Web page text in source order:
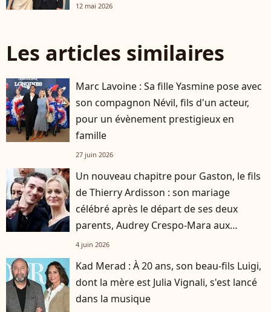
12 mai 2026
Les articles similaires
Marc Lavoine : Sa fille Yasmine pose avec
son compagnon Névil, fils d'un acteur,
pour un évènement prestigieux en
famille
27 juin 2026
Un nouveau chapitre pour Gaston, le fils
de Thierry Ardisson : son mariage
célébré après le départ de ses deux
parents, Audrey Crespo-Mara aux
premières loges
4 juin 2026
Kad Merad : À 20 ans, son beau-fils Luigi,
dont la mère est Julia Vignali, s'est lancé
dans la musique